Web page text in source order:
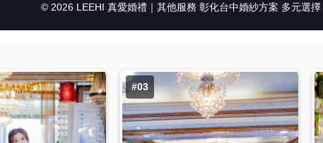
© 2026 LEEHI 真愛婚禮｜其他服務 彰化台中婚紗方案 多元選擇
#03